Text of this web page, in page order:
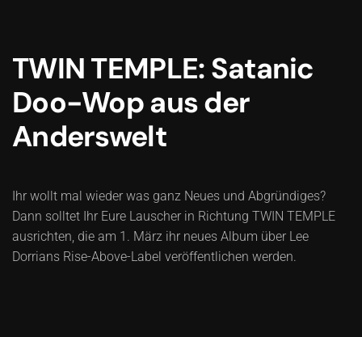
TWIN TEMPLE: Satanic
Doo-Wop aus der
Anderswelt
Ihr wollt mal wieder was ganz Neues und Abgründiges?
Dann solltet Ihr Eure Lauscher in Richtung TWIN TEMPLE
ausrichten, die am 1. März ihr neues Album über Lee
Dorrians Rise-Above-Label veröffentlichen werden.